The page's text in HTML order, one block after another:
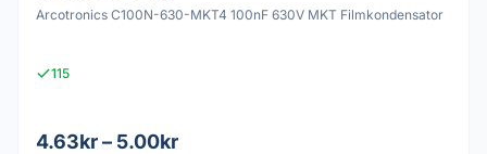
Arcotronics C100N-630-MKT4 100nF 630V MKT Filmkondensator
115
4.63kr – 5.00kr